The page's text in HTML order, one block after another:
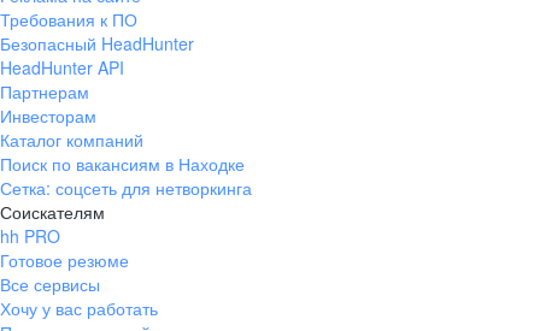
Требования к ПО
Безопасный HeadHunter
HeadHunter API
Партнерам
Инвесторам
Каталог компаний
Поиск по вакансиям в Находке
Сетка: соцсеть для нетворкинга
Соискателям
hh PRO
Готовое резюме
Все сервисы
Хочу у вас работать